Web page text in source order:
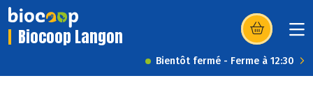
Biocoop Langon (s’ouvre dans
Bientôt fermé - Ferme à 12:30